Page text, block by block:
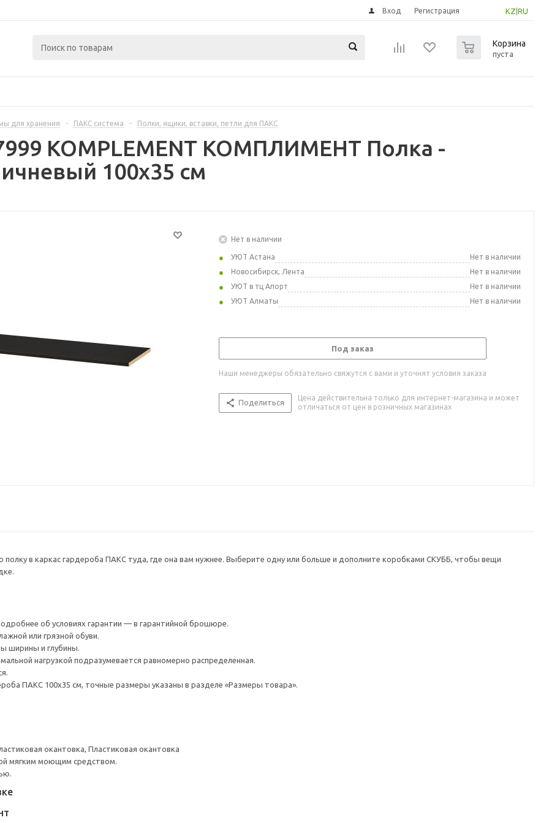
KZ RU
Вход Регистрация
Корзина
пуста
для хранения - ПАКС система - Полки, ящики, вставки, петли для ПАКС
KOMPLEMENT КОМПЛИМЕНТ Полка -
100x35 см
Нет в наличии
УЮТ Астана
Нет в наличии
Новосибирск, Лента
Нет в наличии
УЮТ в тц Апорт
Нет в наличии
УЮТ Алматы
Нет в наличии
Под заказ
Наши менеджеры обязательно свяжутся с вами и уточнят условия заказа
Поделиться
Цена действительна только для интернет-магазина и может
отличаться от цен в розничных магазинах
полку в каркас гардероба ПАКС туда, где она вам нужнее. Выберите одну или больше и дополните коробками СКУББ, чтобы вещи
об условиях гарантии — в гарантийной брошюре.
или грязной обуви.
ширины и глубины.
нагрузкой подразумевается равномерно распределенная.
ПАКС 100x35 см, точные размеры указаны в разделе «Размеры товара».
окантовка, Пластиковая окантовка
мягким моющим средством.